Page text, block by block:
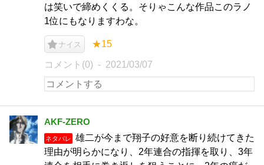
は笑いで締めくくる。そりゃこんな作品このラノ
1位にもなりますわな。
ナイス ★15
コメント(0) 2021/03/07
AKF-ZERO
ネタバレ
雄二が今まで翔子の好意を断り続けてきた
理由が明らかになり、2年連合の指揮を取り、3年